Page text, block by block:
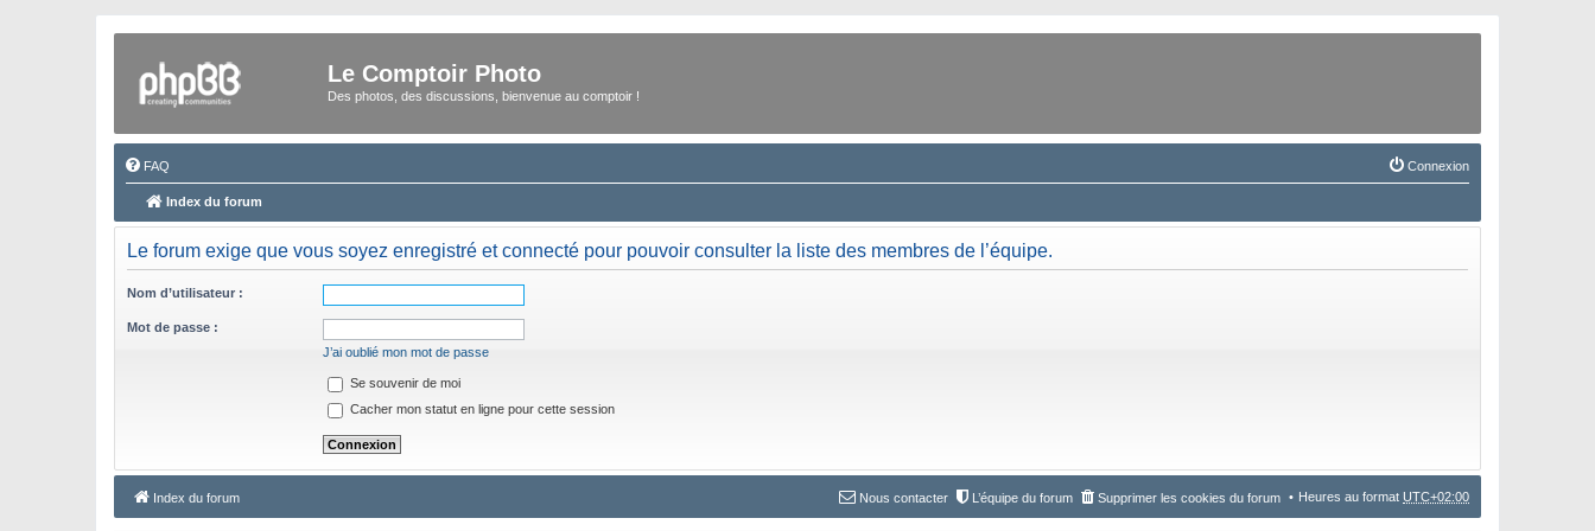
Le Comptoir Photo
Des photos, des discussions, bienvenue au comptoir !
FAQ Connexion
Index du forum
Le forum exige que vous soyez enregistré et connecté pour pouvoir consulter la liste des membres de l’équipe.
Nom d’utilisateur :
Mot de passe :
J’ai oublié mon mot de passe
Se souvenir de moi
Cacher mon statut en ligne pour cette session
Index du forum Heures au format UTC+02:00
Supprimer les cookies du forum
L’équipe du forum
Nous contacter